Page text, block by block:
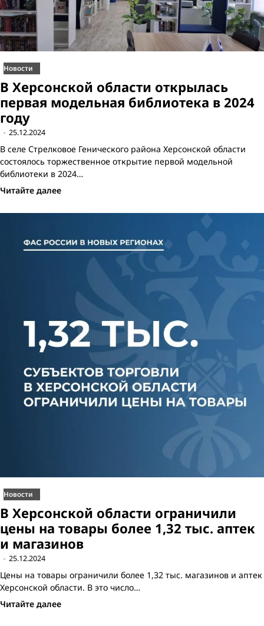
Новости
В Херсонской области открылась
первая модельная библиотека в 2024
году
25.12.2024
В селе Стрелковое Генического района Херсонской области
состоялось торжественное открытие первой модельной
библиотеки в 2024…
Читайте далее
Новости
В Херсонской области ограничили
цены на товары более 1,32 тыс. аптек
и магазинов
25.12.2024
Цены на товары ограничили более 1,32 тыс. магазинов и аптек
Херсонской области. В это число…
Читайте далее